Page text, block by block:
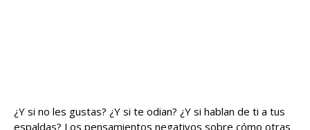
¿Y si no les gustas? ¿Y si te odian? ¿Y si hablan de ti a tus
espaldas? Los pensamientos negativos sobre cómo otras